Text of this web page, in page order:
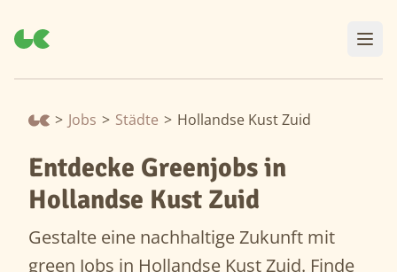
> Jobs > Städte > Hollandse Kust Zuid
Entdecke Greenjobs in
Hollandse Kust Zuid
Gestalte eine nachhaltige Zukunft mit
green Jobs in Hollandse Kust Zuid. Finde